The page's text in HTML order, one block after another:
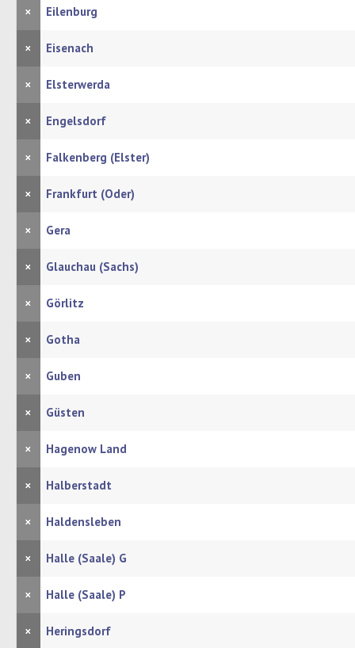
× Eilenburg
× Eisenach
× Elsterwerda
× Engelsdorf
× Falkenberg (Elster)
× Frankfurt (Oder)
× Gera
× Glauchau (Sachs)
× Görlitz
× Gotha
× Guben
× Güsten
× Hagenow Land
× Halberstadt
× Haldensleben
× Halle (Saale) G
× Halle (Saale) P
× Heringsdorf